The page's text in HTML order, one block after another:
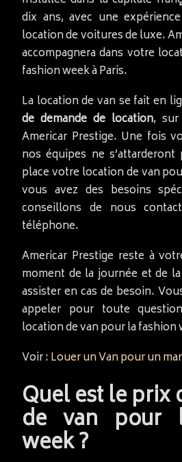
dix ans, avec une
location de voitures de luxe.
accompagnera dans votre
fashion week à Paris.
La location de van se fait en
de demande de location,
Americar Prestige. Une fois
nos équipes ne
place votre location de van
vous avez des besoins
conseillons de nous
téléphone.
Americar Prestige reste à
moment de la journée et de
assister en cas de besoin.
appeler pour toute
location de van pour la fashion
Voir :Louer un Van pour un
Quel est le prix
de van pour
week ?